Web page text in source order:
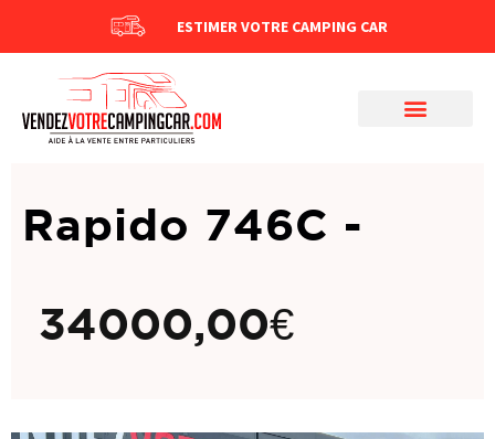
ESTIMER VOTRE CAMPING CAR
Rapido 746C -
34000,00€